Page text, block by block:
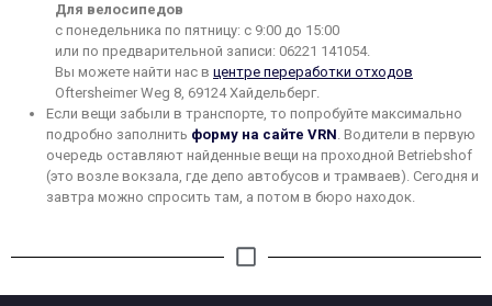
Для велосипедов
с понедельника по пятницу: с 9:00 до 15:00
или по предварительной записи: 06221 141054.
Вы можете найти нас в центре переработки отходов
Oftersheimer Weg 8, 69124 Хайдельберг.
Если вещи забыли в транспорте, то попробуйте максимально
подробно заполнить форму на сайте VRN. Водители в первую
очередь оставляют найденные вещи на проходной Betriebshof
(это возле вокзала, где депо автобусов и трамваев). Сегодня и
завтра можно спросить там, а потом в бюро находок.